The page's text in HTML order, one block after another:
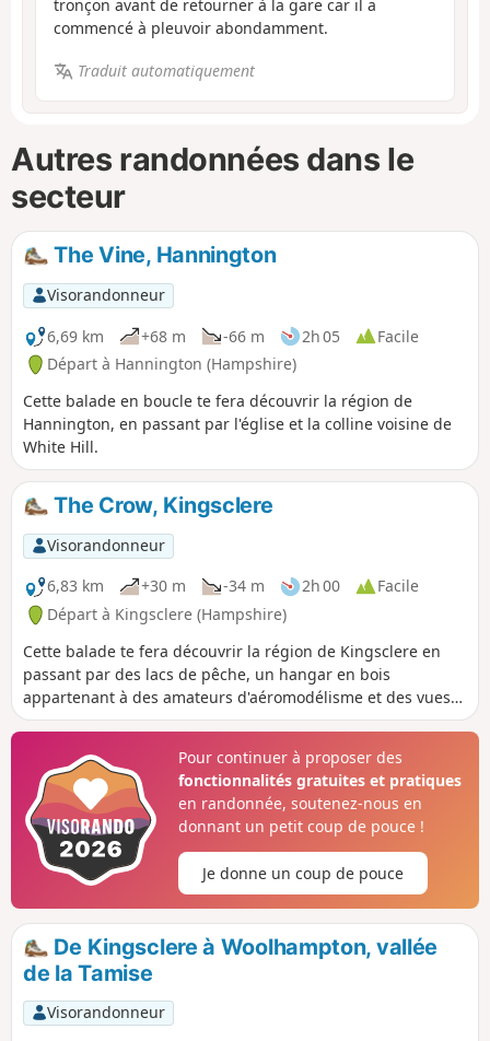
tronçon avant de retourner à la gare car il a
commencé à pleuvoir abondamment.
Traduit automatiquement
Autres randonnées dans le
secteur
The Vine, Hannington
Visorandonneur
6,69 km
+68 m -66 m 2h 05
Facile
Départ à Hannington (Hampshire)
Cette balade en boucle te fera découvrir la région de
Hannington, en passant par l'église et la colline voisine de
White Hill.
The Crow, Kingsclere
Visorandonneur
6,83 km
+30 m -34 m 2h 00
Facile
Départ à Kingsclere (Hampshire)
Cette balade te fera découvrir la région de Kingsclere en
passant par des lacs de pêche, un hangar en bois
appartenant à des amateurs d'aéromodélisme et des vues
sur Kingsclere.
Pour continuer à proposer des
fonctionnalités gratuites et pratiques
en randonnée, soutenez-nous en
donnant un petit coup de pouce !
Je donne un coup de pouce
De Kingsclere à Woolhampton, vallée
de la Tamise
Visorandonneur